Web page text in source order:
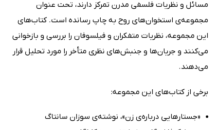
مسائل و نظریات فلسفی مدرن تمرکز دارند، تحت عنوان
مجموعه‌ی استخوان‌های روح به چاپ رسانده است. کتاب‌های
این مجموعه، نظریات متفکران و فیلسوفان را بررسی و بازخوانی
می‌کنند و جریان‌ها و جنبش‌های نظری متأخر را مورد تحلیل قرار
می‌دهند.
برخی از کتاب‌های این مجموعه:
«جستارهایی درباره‌ی زن»، نوشته‌ی سوزان سانتاگ